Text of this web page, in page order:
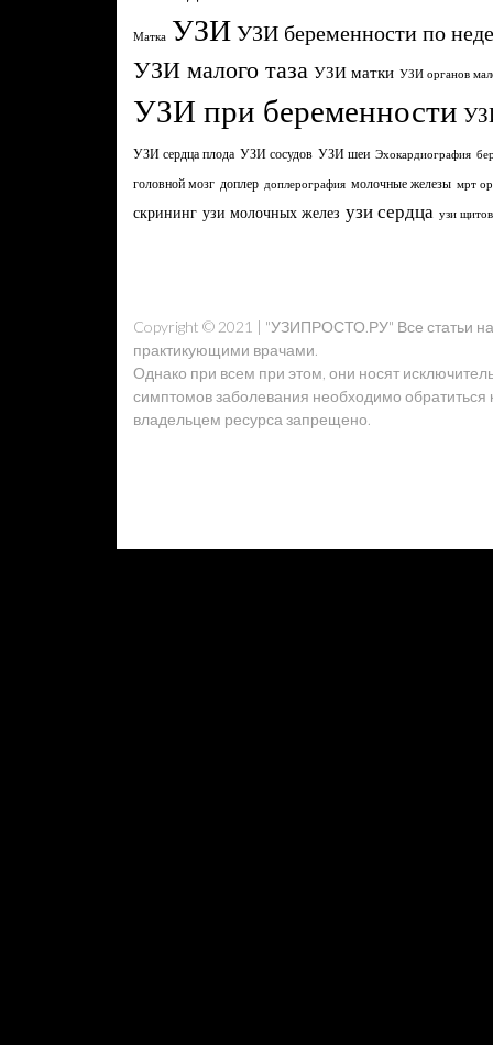
Матка УЗИ УЗИ беременности по
УЗИ малого таза УЗИ матки УЗИ органов
УЗИ при беременности
УЗИ сердца плода УЗИ сосудов УЗИ шеи Эхокардиография
головной мозг доплер доплерография молочные железы мрт
скрининг узи молочных желез узи сердца узи
Copyright © 2021 | "УЗИПРОСТО.РУ" Все статьи
практикующими врачами.
Однако при всем при этом, они носят
симптомов заболевания необходимо обратиться
владельцем ресурса запрещено.